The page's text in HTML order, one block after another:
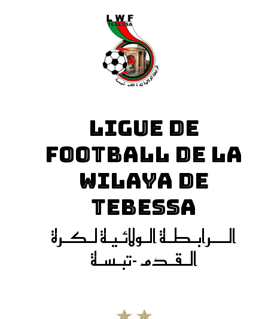
LIGUE DE
FOOTBALL DE LA
WILAYA DE
TEBESSA
الـــرابـطـة الـولائـيـة لـكـرة
الـقـدم -تبـسـة